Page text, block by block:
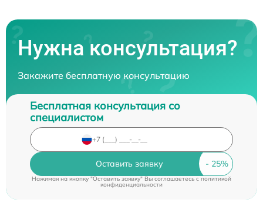
Нужна консультация?
Закажите бесплатную консультацию
Бесплатная консультация со
специалистом
Оставить заявку
Нажимая на кнопку "Оставить заявку" Вы соглашаетесь cполитикой
конфиденциальности